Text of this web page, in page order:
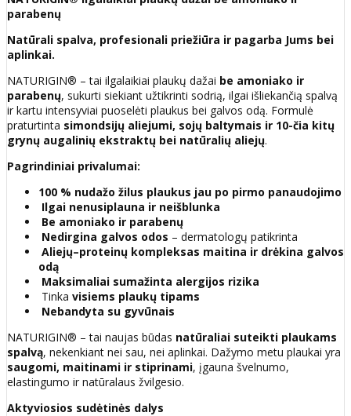
parabenų
Natūrali spalva, profesionali priežiūra ir pagarba Jums bei
aplinkai.
NATURIGIN® – tai ilgalaikiai plaukų dažai be amoniako ir
parabenų, sukurti siekiant užtikrinti sodrią, ilgai išliekančią spalvą
ir kartu intensyviai puoselėti plaukus bei galvos odą. Formulė
praturtinta simondsijų aliejumi, sojų baltymais ir 10-čia kitų
grynų augalinių ekstraktų bei natūralių aliejų.
Pagrindiniai privalumai:
100 % nudažo žilus plaukus jau po pirmo panaudojimo
Ilgai nenusiplauna ir neišblunka
Be amoniako ir parabenų
Nedirgina galvos odos – dermatologų patikrinta
Aliejų–proteinų kompleksas maitina ir drėkina galvos
odą
Maksimaliai sumažinta alergijos rizika
Tinka visiems plaukų tipams
Nebandyta su gyvūnais
NATURIGIN® – tai naujas būdas natūraliai suteikti plaukams
spalvą, nekenkiant nei sau, nei aplinkai. Dažymo metu plaukai yra
saugomi, maitinami ir stiprinami, įgauna švelnumo,
elastingumo ir natūralaus žvilgesio.
Aktyviosios sudėtinės dalys